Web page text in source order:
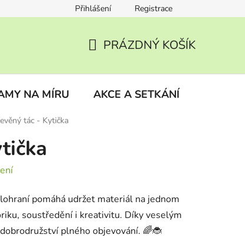
Přihlášení Registrace
KOŠÍK
PRÁZDNÝ KOŠÍK
NA MÍRU AKCE A SETKÁNÍ
tác - Kytička
pomáhá udržet materiál na jednom
soustředění i kreativitu. Díky veselým
plného objevování. 🌈🐞